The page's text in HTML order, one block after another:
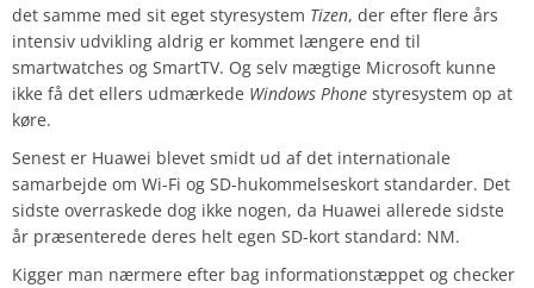
det samme med sit eget styresystem Tizen, der efter flere års
intensiv udvikling aldrig er kommet længere end til
smartwatches og SmartTV. Og selv mægtige Microsoft kunne
ikke få det ellers udmærkede Windows Phone styresystem op at
køre.
Senest er Huawei blevet smidt ud af det internationale
samarbejde om Wi-Fi og SD-hukommelseskort standarder. Det
sidste overraskede dog ikke nogen, da Huawei allerede sidste
år præsenterede deres helt egen SD-kort standard: NM.
Kigger man nærmere efter bag informationstæppet og checker